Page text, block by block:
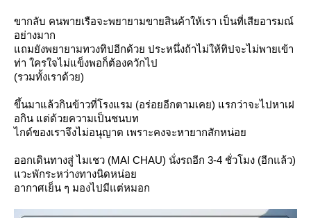
ขากลับ คนพายเรือจะพยายามขายสินค้าให้เรา เป็นที่เสียอารมณ์
อย่างมาก
ถมยังพยายามทวงทิปอีกด้วย ประหนึ่งถ้าไม่ให้ทิปจะไม่พายเข้า
ท่า ใครใจไม่แข็งพอก็ต้องควักไป
(รวมทั้งเราด้วย)
ขึ้นมาแล้วกินข้าวที่โรงแรม (อร่อยอีกตามเคย) แรกว่าจะไปหาเฝ
อกิน แต่ด้วยความเป็นชนบท
ไกด์ของเราจึงไม่อนุญาต เพราะคงจะหายากสักหน่อ
ออกเดินทางสู่ ไมเชว (MAI CHAU) นั่งรถอีก 3-4 ชั่วโมง (อีกแล้ว)
วะพักระหว่างทางนิดหน่อ
อากาศเย็น ๆ มองไปมีแต่หมอก